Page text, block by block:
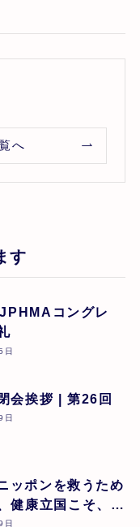
へ
す
コングレ
日
会挨拶 | 第26回
日
ッポンを救うため
健康立国こそ、日
吉野敏明(医療法
日